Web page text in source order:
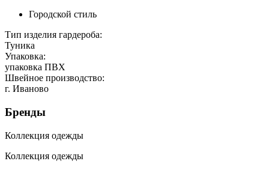
Городской стиль
Тип изделия гардероба:
Туника
Упаковка:
упаковка ПВХ
Швейное производство:
г. Иваново
Бренды
Коллекция одежды
Коллекция одежды